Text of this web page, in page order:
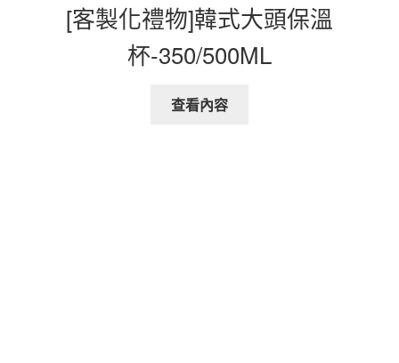
[客製化禮物]韓式大頭保溫
杯-350/500ML
查看內容